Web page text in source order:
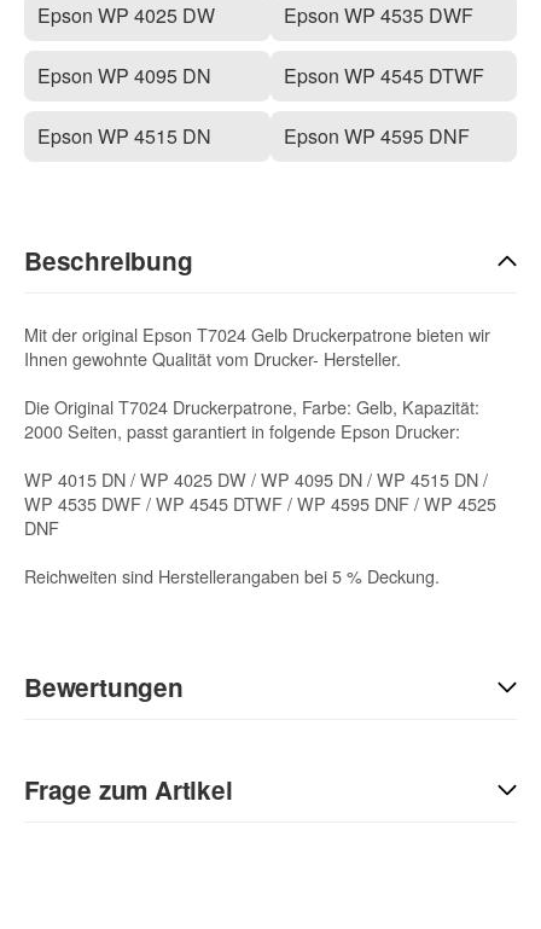
Epson WP 4025 DW
Epson WP 4095 DN
Epson WP 4515 DN
Epson WP 4535 DWF
Epson WP 4545 DTWF
Epson WP 4595 DNF
Beschreibung
Mit der original Epson T7024 Gelb Druckerpatrone bieten wir
Ihnen gewohnte Qualität vom Drucker- Hersteller.
Die Original T7024 Druckerpatrone, Farbe: Gelb, Kapazität:
2000 Seiten, passt garantiert in folgende Epson Drucker:
WP 4015 DN / WP 4025 DW / WP 4095 DN / WP 4515 DN /
WP 4535 DWF / WP 4545 DTWF / WP 4595 DNF / WP 4525
DNF
Reichweiten sind Herstellerangaben bei 5 % Deckung.
Bewertungen
Sie Anderen bei der Kaufentscheidung:
Frage zum Artikel